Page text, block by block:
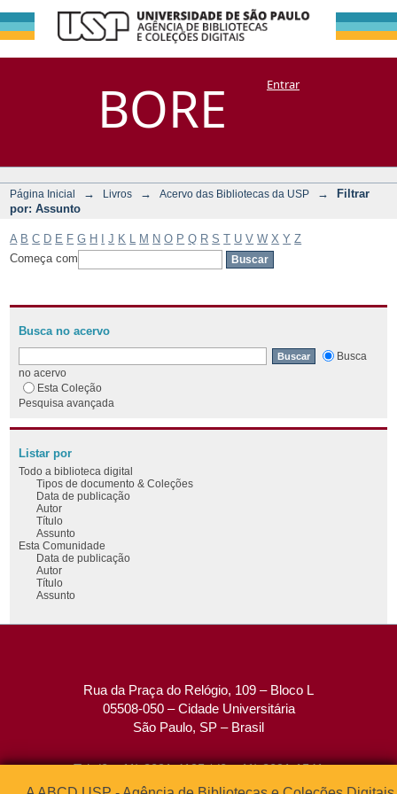
BORE
Filtrar por:
Assunto
DSpace/Manakin + CoriscoEntrar
Página Inicial → Livros → Acervo das Bibliotecas da USP →
Filtrar
por: Assunto
A B C D E F G H J K M N O P Q R S T U V W X Y Z
Começa com
Busca no acervo
Busca
no acervo
Esta Coleção
Pesquisa avançada
Listar por
Todo a biblioteca digital
Tipos de documento & Coleções
Data de publicação
Autor
Título
Assunto
Esta Comunidade
Data de publicação
Autor
Título
Assunto
Rua da Praça do Relógio, 109 – Bloco L
05508-050 – Cidade Universitária
São Paulo, SP – Brasil
Tel: (0xx11) 3091-4195 / (0xx11) 3091-1541
Fax: (0xx11) 3091-1567